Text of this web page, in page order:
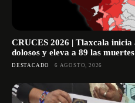
CRUCES 2026 | Tlaxcala inicia
dolosos y eleva a 89 las
DESTACADO 6 AGOSTO, 2026